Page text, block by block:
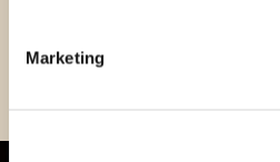
Marketing
Gold